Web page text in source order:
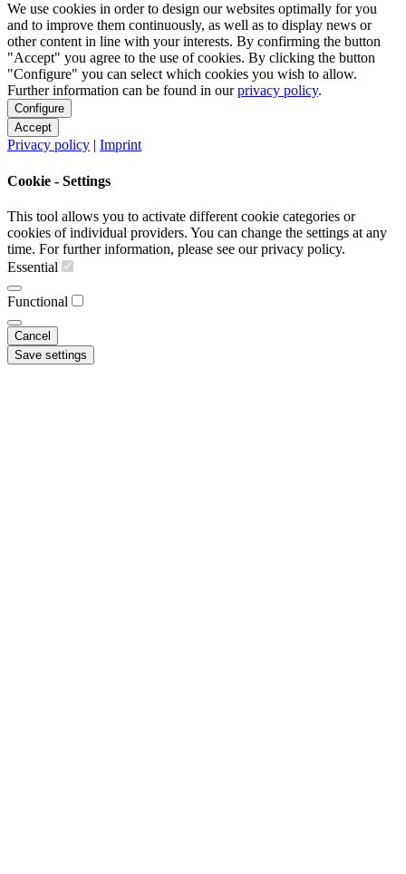
We use cookies in order to design our websites optimally for you
and to improve them continuously, as well as to display news or
other content in line with your interests. By confirming the button
"Accept" you agree to the use of cookies. By clicking the button
"Configure" you can select which cookies you wish to allow.
Further information can be found in ourprivacy policy.
Configure
Accept
Privacy policy Imprint
Cookie - Settings
This tool allows you to activate different cookie categories or
cookies of individual providers. You can change the settings at any
time. For further information, please see our privacy policy.
Essential
Functional
Cancel
Save settings